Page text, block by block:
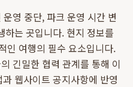
영 중단, 파크 운영 시간 변
하는 곳입니다. 현지 정보를
인 여행의 필수 요소입니다.
긴밀한 협력 관계를 통해 이
웹사이트 공지사항에 반영